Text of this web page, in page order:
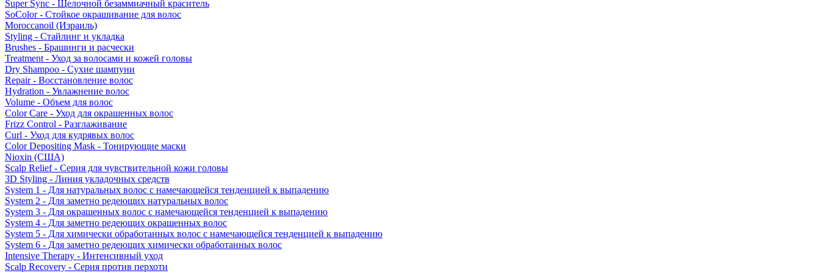
Super Sync - Щелочной безаммиачный краситель
SoColor - Стойкое окрашивание для волос
Moroccanoil (Израиль)
Styling - Стайлинг и укладка
Brushes - Брашинги и расчески
Treatment - Уход за волосами и кожей головы
Dry Shampoo - Сухие шампуни
Repair - Восстановление волос
Hydration - Увлажнение волос
Volume - Объем для волос
Color Care - Уход для окрашенных волос
Frizz Control - Разглаживание
Curl - Уход для кудрявых волос
Color Depositing Mask - Тонирующие маски
Nioxin (США)
Scalp Relief - Серия для чувствительной кожи головы
3D Styling - Линия укладочных средств
System 1 - Для натуральных волос с намечающейся тенденцией к выпадению
System 2 - Для заметно редеющих натуральных волос
System 3 - Для окрашенных волос с намечающейся тенденцией к выпадению
System 4 - Для заметно редеющих окрашенных волос
System 5 - Для химически обработанных волос с намечающейся тенденцией к выпадению
System 6 - Для заметно редеющих химически обработанных волос
Intensive Therapy - Интенсивный уход
Scalp Recovery - Серия против перхоти